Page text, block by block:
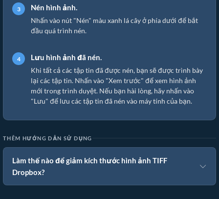
Nén hình ảnh.
Nhấn vào nút "Nén" màu xanh lá cây ở phía dưới để bắt
đầu quá trình nén.
Lưu hình ảnh đã nén.
Khi tất cả các tập tin đã được nén, bạn sẽ được trình bày
lại các tập tin. Nhấn vào "Xem trước" để xem hình ảnh
mới trong trình duyệt. Nếu bạn hài lòng, hãy nhấn vào
"Lưu" để lưu các tập tin đã nén vào máy tính của bạn.
THÊM HƯỚNG DẪN SỬ DỤNG
Làm thế nào để giảm kích thước hình ảnh TIFF
Dropbox?